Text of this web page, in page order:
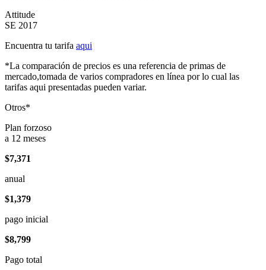
Attitude
SE 2017
Encuentra tu tarifa aqui
*La comparación de precios es una referencia de primas de
mercado,tomada de varios compradores en línea por lo cual las
tarifas aqui presentadas pueden variar.
Otros*
Plan forzoso
a 12 meses
$7,371
anual
$1,379
pago inicial
$8,799
Pago total